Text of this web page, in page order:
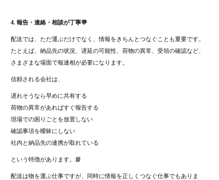
4. 報告・連絡・相談が丁寧💬
配送では、ただ運ぶだけでなく、情報をきちんとつなぐことも重要です。
たとえば、納品先の状況、遅延の可能性、荷物の異常、受領の確認など、
さまざまな場面で報連相が必要になります。
信頼される会社は、
遅れそうなら早めに共有する
荷物の異常があればすぐ報告する
現場での困りごとを放置しない
確認事項を曖昧にしない
社内と納品先の連携が取れている
という特徴があります。📘
配送は物を運ぶ仕事ですが、同時に情報を正しくつなぐ仕事でもありま